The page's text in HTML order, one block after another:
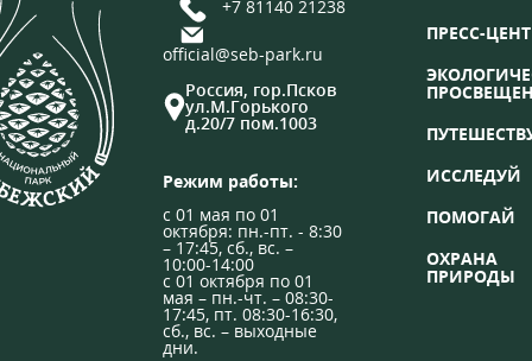
+7 81140 21238
official@seb-park.ru
Россия, гор.Псков
ул.М.Горького
д.20/7 пом.1003
Режим работы:
с 01 мая по 01
октября: пн.-пт. - 8:30
– 17:45, сб., вс. –
10:00-14:00
с 01 октября по 01
мая – пн.-чт. – 08:30-
17:45, пт. 08:30-16:30,
сб., вс. – выходные
дни.
ПРЕСС-
ИССЛЕДУЙ
ПОМОГАЙ
ОХРАНА
ПРИРОДЫ